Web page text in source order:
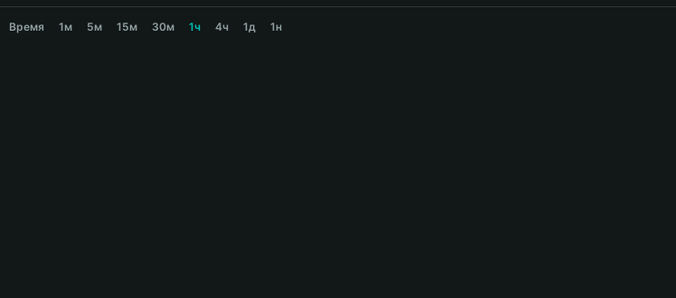
Bahasa Indonesia
Время 1м 5м 15м 30м 1ч 4ч 1д 1н